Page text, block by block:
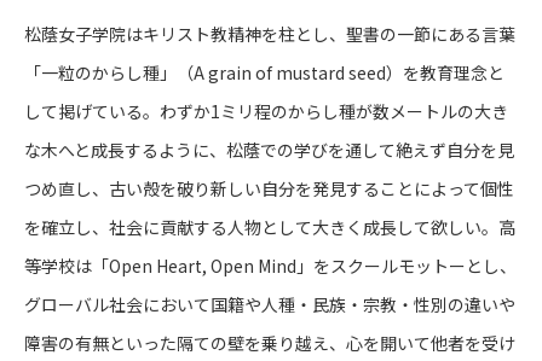
松蔭女子学院はキリスト教精神を柱とし、聖書の一節にある言葉
「一粒のからし種」（A grain of mustard seed）を教育理念と
して掲げている。わずか1ミリ程のからし種が数メートルの大き
な木へと成長するように、松蔭での学びを通して絶えず自分を見
つめ直し、古い殻を破り新しい自分を発見することによって個性
を確立し、社会に貢献する人物として大きく成長して欲しい。高
等学校は「Open Heart, Open Mind」をスクールモットーとし、
グローバル社会において国籍や人種・民族・宗教・性別の違いや
障害の有無といった隔ての壁を乗り越え、心を開いて他者を受け